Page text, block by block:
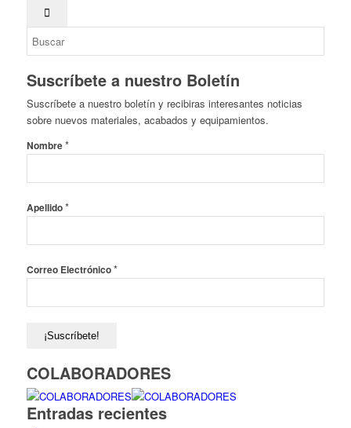
Suscríbete a nuestro Boletín
Suscríbete a nuestro boletín y recibiras interesantes noticias
sobre nuevos materiales, acabados y equipamientos.
Nombre*
Apellido*
Correo Electrónico*
COLABORADORES
Entradas recientes